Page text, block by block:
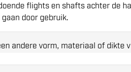
flights en shafts achter de
door gebruik.
andere vorm, materiaal of dikte